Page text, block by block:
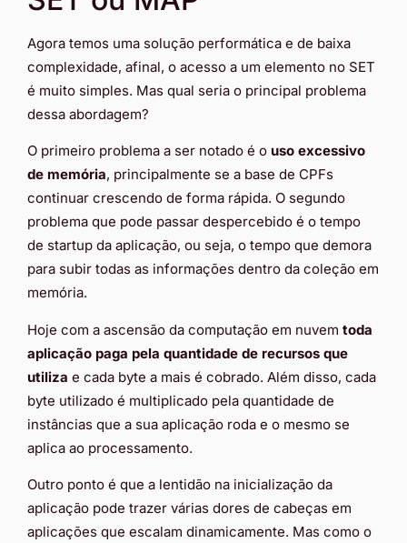
Agora temos uma solução performática e de baixa
complexidade, afinal, o acesso a um elemento no SET
é muito simples. Mas qual seria o principal problema
dessa abordagem?
O primeiro problema a ser notado é o uso excessivo
de memória, principalmente se a base de CPFs
continuar crescendo de forma rápida. O segundo
problema que pode passar despercebido é o tempo
de startup da aplicação, ou seja, o tempo que demora
para subir todas as informações dentro da coleção em
memória.
Hoje com a ascensão da computação em nuvem toda
aplicação paga pela quantidade de recursos que
utiliza e cada byte a mais é cobrado. Além disso, cada
byte utilizado é multiplicado pela quantidade de
instâncias que a sua aplicação roda e o mesmo se
aplica ao processamento.
Outro ponto é que a lentidão na inicialização da
aplicação pode trazer várias dores de cabeças em
aplicações que escalam dinamicamente. Mas como o